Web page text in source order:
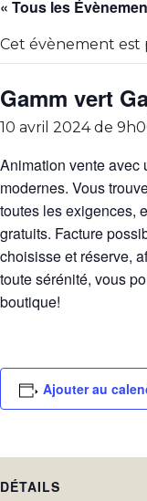
« Tous les
Cet évènement est
Gamm vert
10 avril 2024 de
Animation vente avec
modernes. Vous
toutes les exigences,
gratuits. Facture
choisisse et réserve,
toute sérénité, vous
boutique!
Ajouter au
DÉTAILS